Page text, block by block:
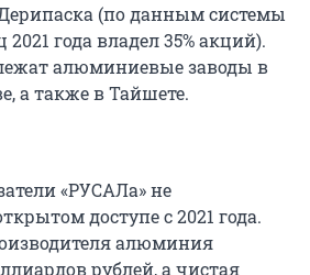
(по данным системы
года владел 35% акций).
алюминиевые заводы в
а также в Тайшете.
«РУСАЛа» не
доступе с 2021 года.
алюминия
рублей, а чистая